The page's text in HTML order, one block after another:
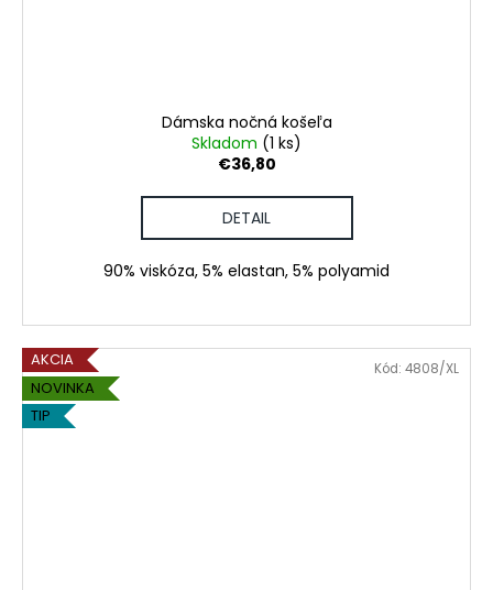
Dámska nočná košeľa
Skladom (1 ks)
€36,80
DETAIL
90% viskóza, 5% elastan, 5% polyamid
AKCIA
NOVINKA
TIP
Kód: 4808/XL